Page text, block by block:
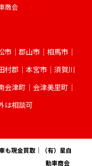
商会
｜郡山市｜相馬市｜
村郡｜本宮市｜須賀川
津町｜会津美里町｜
は相談可
も現金買取｜（有）星自
動車商会